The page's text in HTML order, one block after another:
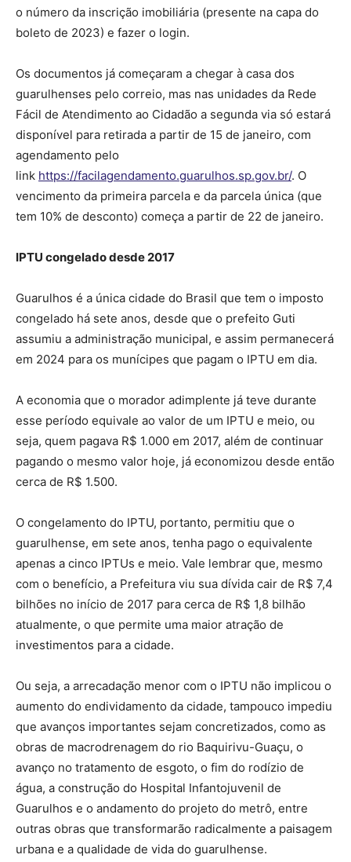
o número da inscrição imobiliária (presente na capa do
boleto de 2023) e fazer o login.
Os documentos já começaram a chegar à casa dos
guarulhenses pelo correio, mas nas unidades da Rede
Fácil de Atendimento ao Cidadão a segunda via só estará
disponível para retirada a partir de 15 de janeiro, com
agendamento pelo
link https://facilagendamento.guarulhos.sp.gov.br/. O
vencimento da primeira parcela e da parcela única (que
tem 10% de desconto) começa a partir de 22 de janeiro.
IPTU congelado desde 2017
Guarulhos é a única cidade do Brasil que tem o imposto
congelado há sete anos, desde que o prefeito Guti
assumiu a administração municipal, e assim permanecerá
em 2024 para os munícipes que pagam o IPTU em dia.
A economia que o morador adimplente já teve durante
esse período equivale ao valor de um IPTU e meio, ou
seja, quem pagava R$ 1.000 em 2017, além de continuar
pagando o mesmo valor hoje, já economizou desde então
cerca de R$ 1.500.
O congelamento do IPTU, portanto, permitiu que o
guarulhense, em sete anos, tenha pago o equivalente
apenas a cinco IPTUs e meio. Vale lembrar que, mesmo
com o benefício, a Prefeitura viu sua dívida cair de R$ 7,4
bilhões no início de 2017 para cerca de R$ 1,8 bilhão
atualmente, o que permite uma maior atração de
investimentos para a cidade.
Ou seja, a arrecadação menor com o IPTU não implicou o
aumento do endividamento da cidade, tampouco impediu
que avanços importantes sejam concretizados, como as
obras de macrodrenagem do rio Baquirivu-Guaçu, o
avanço no tratamento de esgoto, o fim do rodízio de
água, a construção do Hospital Infantojuvenil de
Guarulhos e o andamento do projeto do metrô, entre
outras obras que transformarão radicalmente a paisagem
urbana e a qualidade de vida do guarulhense.